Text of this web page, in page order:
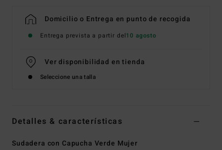
Domicilio o Entrega en punto de recogida
Entrega prevista a partir del10 agosto
Ver disponibilidad en tienda
Seleccione una talla
Detalles & características
Sudadera con Capucha Verde Mujer